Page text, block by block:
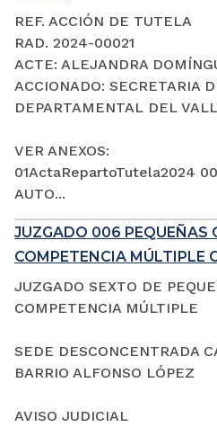
REF. ACCIÓN DE TUTELA
RAD. 2024-00021
ACTE: ALEJANDRA
ACCIONADO: SECRETARIA
DEPARTAMENTAL DEL
VER ANEXOS:
01ActaRepartoTutela2024
AUTO...
JUZGADO 006 PEQUEÑAS
COMPETENCIA MÚLTIPLE
JUZGADO SEXTO DE
COMPETENCIA MÚLTIPLE
SEDE DESCONCENTRADA
BARRIO ALFONSO LÓPEZ
AVISO JUDICIAL